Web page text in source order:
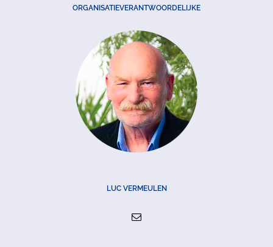
ORGANISATIEVERANTWOORDELIJKE
LUC VERMEULEN